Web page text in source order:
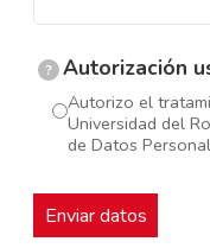
? Autorización
Autorizo el
Universidad del
de Datos